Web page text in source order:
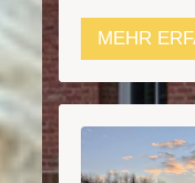
MEHR